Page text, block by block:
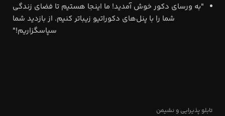
"به ورسای دکور خوش آمدید! ما اینجا هستیم تا فضای زندگی
شما را با پنل‌های دکوراتیو زیباتر کنیم. از بازدید شما
سپاسگزاریم!"
تابلو پذیرایی و نشیمن